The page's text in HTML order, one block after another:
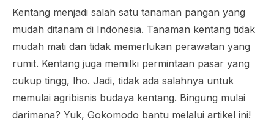
Kentang menjadi salah satu tanaman pangan yang
mudah ditanam di Indonesia. Tanaman kentang tidak
mudah mati dan tidak memerlukan perawatan yang
rumit. Kentang juga memilki permintaan pasar yang
cukup tingg, lho. Jadi, tidak ada salahnya untuk
memulai agribisnis budaya kentang. Bingung mulai
darimana? Yuk, Gokomodo bantu melalui artikel ini!